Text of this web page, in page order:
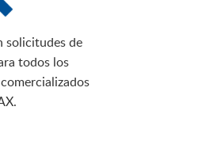
solicitudes de
todos los